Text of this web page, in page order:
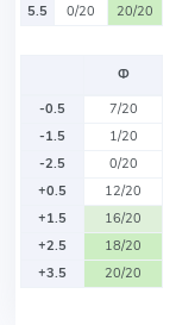
5.5
0/20 20/20
Ф
-0.5
7/20
-1.5
1/20
-2.5
0/20
+0.5
12/20
+1.5
16/20
+2.5
18/20
+3.5
20/20